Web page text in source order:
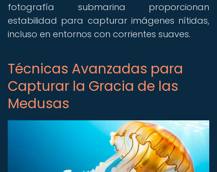
fotografía submarina proporcionan
estabilidad para capturar imágenes nítidas,
incluso en entornos con corrientes suaves.
Técnicas Avanzadas para
Capturar la Gracia de las
Medusas